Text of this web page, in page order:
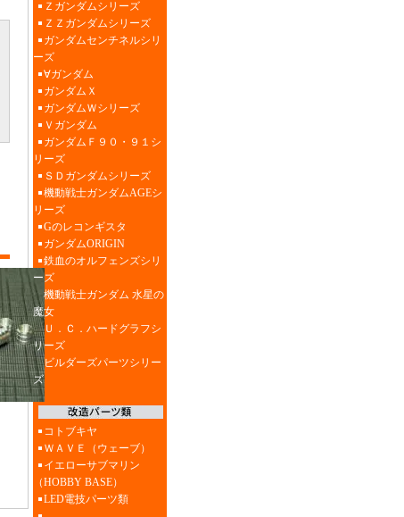
Ｚガンダムシリーズ
ＺＺガンダムシリーズ
ガンダムセンチネルシリ
ーズ
∀ガンダム
ガンダムＸ
ガンダムＷシリーズ
Ｖガンダム
ガンダムＦ９０・９１シ
リーズ
ＳＤガンダムシリーズ
機動戦士ガンダムAGEシ
リーズ
Gのレコンギスタ
ガンダムORIGIN
鉄血のオルフェンズシリ
ーズ
機動戦士ガンダム 水星の
魔女
Ｕ．Ｃ．ハードグラフシ
リーズ
ビルダーズパーツシリー
ズ
コトブキヤ
ＷＡＶＥ（ウェーブ）
イエローサブマリン
（HOBBY BASE）
LED電技パーツ類